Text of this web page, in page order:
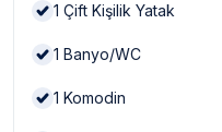
1 Çift Kişilik Yatak
1 Banyo/WC
1 Komodin